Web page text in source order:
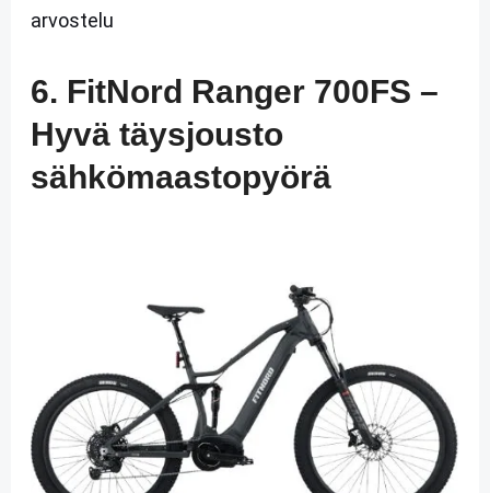
arvostelu
6. FitNord Ranger 700FS –
Hyvä täysjousto
sähkömaastopyörä